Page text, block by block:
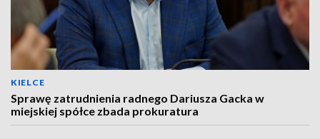
KIELCE
Sprawę zatrudnienia radnego Dariusza Gacka w
miejskiej spółce zbada prokuratura